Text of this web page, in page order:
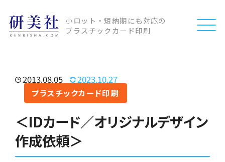
小ロット・短納期にも対応の
プラスチックカード印刷
2013.08.05 2023.10.27
プラスチックカード印刷
＜IDカード／オリジナルデザイン
作成依頼＞